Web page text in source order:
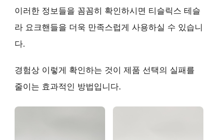
이러한 정보들을 꼼꼼히 확인하시면 티슬릭스 테슬
라 요크핸들을 더욱 만족스럽게 사용하실 수 있습니
다.
경험상 이렇게 확인하는 것이 제품 선택의 실패를
줄이는 효과적인 방법입니다.